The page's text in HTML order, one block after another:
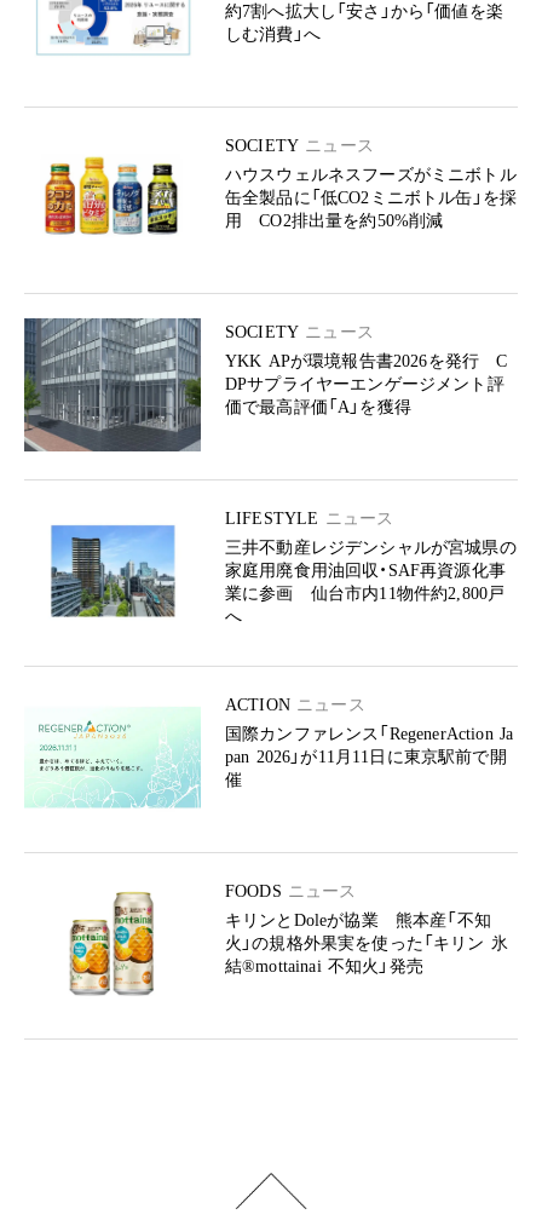
約7割へ拡大し「安さ」から「価値を楽
しむ消費」へ
SOCIETY ニュース
ハウスウェルネスフーズがミニボトル
缶全製品に「低CO2ミニボトル缶」を採
用 CO2排出量を約50%削減
SOCIETY ニュース
YKK APが環境報告書2026を発行 C
DPサプライヤーエンゲージメント評
価で最高評価「A」を獲得
LIFESTYLE ニュース
三井不動産レジデンシャルが宮城県の
家庭用廃食用油回収・SAF再資源化事
業に参画 仙台市内11物件約2,800戸
へ
ACTION ニュース
国際カンファレンス「RegenerAction Ja
pan 2026」が11月11日に東京駅前で開
催
FOODS ニュース
キリンとDoleが協業 熊本産「不知
火」の規格外果実を使った「キリン 氷
結®mottainai 不知火」発売